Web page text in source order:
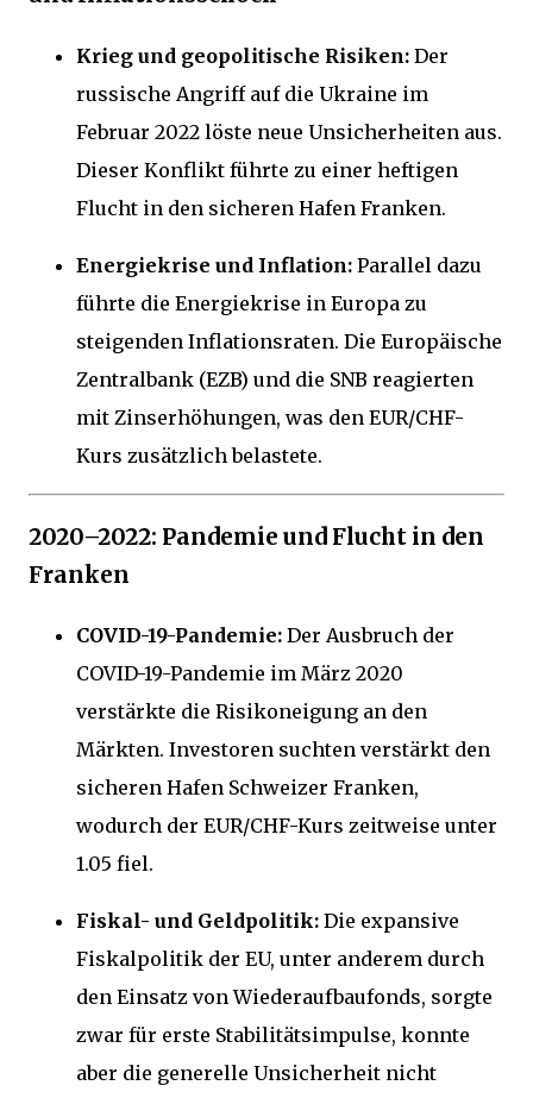
Krieg und geopolitische Risiken: Der
russische Angriff auf die Ukraine im
Februar 2022 löste neue Unsicherheiten aus.
Dieser Konflikt führte zu einer heftigen
Flucht in den sicheren Hafen Franken.
Energiekrise und Inflation: Parallel dazu
führte die Energiekrise in Europa zu
steigenden Inflationsraten. Die Europäische
Zentralbank (EZB) und die SNB reagierten
mit Zinserhöhungen, was den EUR/CHF-
Kurs zusätzlich belastete.
2020–2022: Pandemie und Flucht in den
Franken
COVID-19-Pandemie: Der Ausbruch der
COVID-19-Pandemie im März 2020
verstärkte die Risikoneigung an den
Märkten. Investoren suchten verstärkt den
sicheren Hafen Schweizer Franken,
wodurch der EUR/CHF-Kurs zeitweise unter
1.05 fiel.
Fiskal- und Geldpolitik: Die expansive
Fiskalpolitik der EU, unter anderem durch
den Einsatz von Wiederaufbaufonds, sorgte
zwar für erste Stabilitätsimpulse, konnte
aber die generelle Unsicherheit nicht